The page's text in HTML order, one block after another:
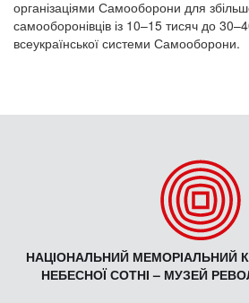
організаціями Самооборони для
самооборонівців із 10–15 тисяч до
всеукраїнської системи Самооборони.
НАЦІОНАЛЬНИЙ МЕМОРІАЛЬНИЙ
НЕБЕСНОЇ СОТНІ – МУЗЕЙ